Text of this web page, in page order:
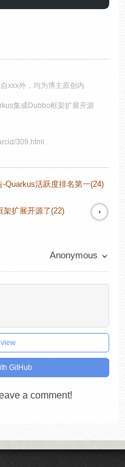
xxx外，均为博主原创内
集成Dubbo框架扩展开源
309.html
Quarkus活跃度排名第一(24)
架扩展开源了(22)
Anonymous
GitHub
a comment!